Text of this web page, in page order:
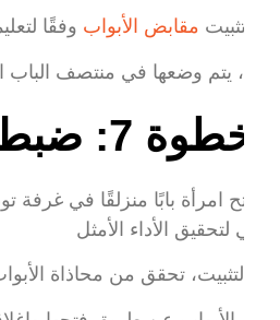
بتثبيتمقابض الأبوابوفقًا
يتم وضعها في منتصف الباب
7: ضبط الأبواب واختبارها
التثبيت، تحقق من محاذاة